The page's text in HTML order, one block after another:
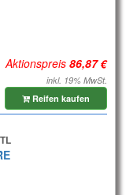
Aktionspreis
inkl. 19% MwSt.
Reifen kaufen